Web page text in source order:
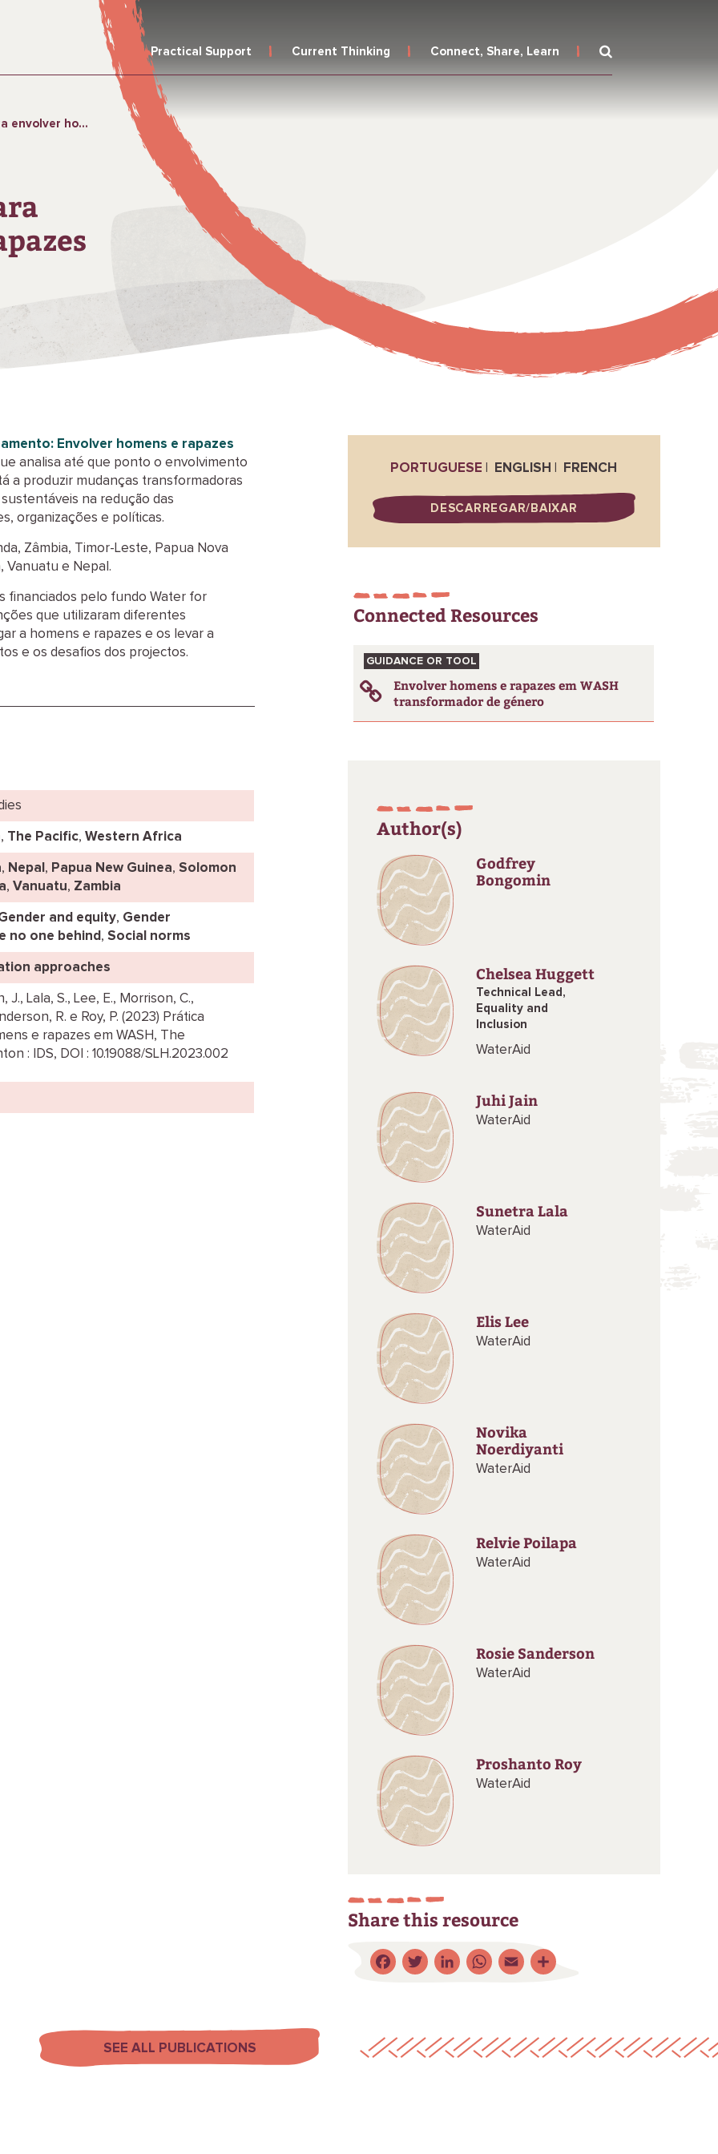
Practical Support Current Thinking Connect, Share, Learn
e rapazes em WASH
Envolver homens e rapazes
analisa até que ponto o envolvimento
a produzir mudanças transformadoras
na redução das
organizações e políticas.
Zâmbia, Timor-Leste, Papua Nova
Vanuatu e Nepal.
financiados pelo fundo Water for
que utilizaram diferentes
a homens e rapazes e os levar a
e os desafios dos projectos.
, The Pacific, Western Africa
, Nepal , Papua New Guinea, Solomon
, Vanuatu, Zambia
and equity, Gender
no one behind , Social norms
approaches
J., Lala, S., Lee, E., Morrison, C.,
R. e Roy, P. (2023) Prática
e rapazes em WASH, The
: IDS, DOI : 10.19088/SLH.2023.002
PORTUGUESE ENGLISH FRENCH
DESCARREGAR/BAIXAR
Connected Resources
GUIDANCE OR TOOL
Envolver homens e rapazes em WASH
transformador de género
Author(s)
Godfrey
Bongomin
Chelsea Huggett
Technical Lead,
Equality and
Inclusion
WaterAid
Juhi Jain
WaterAid
Sunetra Lala
WaterAid
Elis Lee
WaterAid
Novika
Noerdiyanti
WaterAid
Relvie Poilapa
WaterAid
Rosie Sanderson
WaterAid
Proshanto Roy
WaterAid
Share this resource
Facebook
Twitter
LinkedIn
WhatsApp
EmailShare
SEE ALL PUBLICATIONS